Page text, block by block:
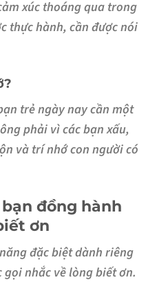
xúc thoáng qua trong
thực hành, cần được nói
trẻ ngày nay cần một
phải vì các bạn xấu,
và trí nhớ con người có
đồng hành
ơn
đặc biệt dành riêng
gọi nhắc về lòng biết ơn.